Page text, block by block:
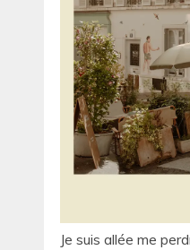
Je suis allée me